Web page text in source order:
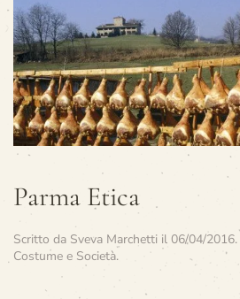
Parma Etica
Scritto da Sveva Marchetti il 06/04/2016
Costume e Società.